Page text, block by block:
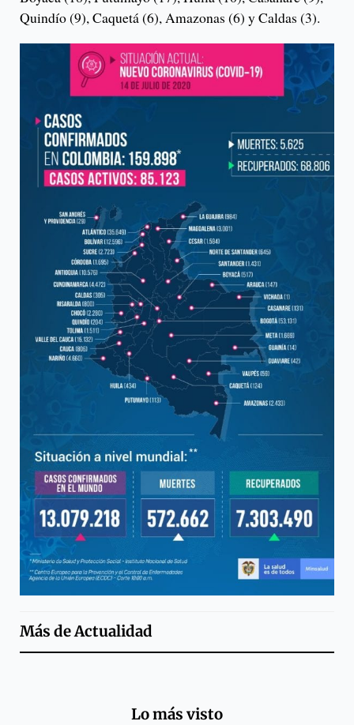
Quindío (9), Caquetá (6), Amazonas (6) y Caldas (3).
Más deActualidad
Lo más visto